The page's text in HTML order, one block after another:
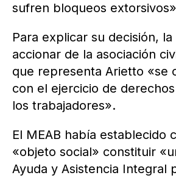
sufren bloqueos
Para explicar su decisión,
accionar de la asociación
que representa Arietto «se
con el ejercicio de
los trabajadores».
El MEAB había establecido
«objeto social» constituir
Ayuda y Asistencia Integral